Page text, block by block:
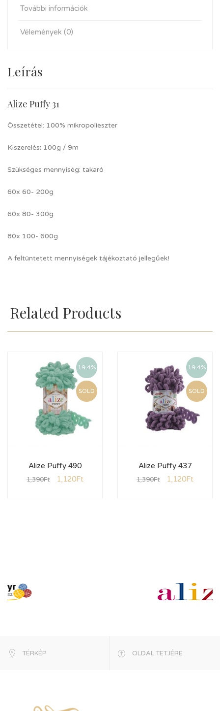
További információk
Vélemények (0)
Leírás
Alize Puffy 31
Összetétel: 100% mikropolieszter
Kiszerelés: 100g / 9m
Szükséges mennyiség: takaró
60x 60- 200g
60x 80- 300g
80x 100- 600g
A feltüntetett mennyiségek tájékoztató jellegűek!
Related Products
19.4%
SOLD
Alize Puffy 490
1,390Ft 1,120Ft
19.4%
SOLD
Alize Puffy 437
1,390Ft 1,120Ft
TÉRKÉP OLDAL TETJÉRE